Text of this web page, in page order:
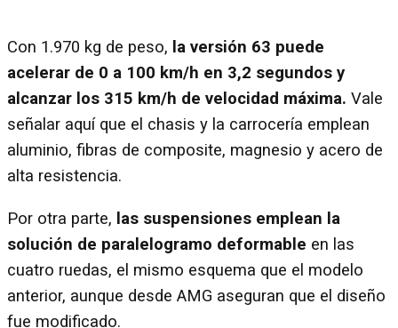
Con 1.970 kg de peso, la versión 63 puede
acelerar de 0 a 100 km/h en 3,2 segundos y
alcanzar los 315 km/h de velocidad máxima. Vale
señalar aquí que el chasis y la carrocería emplean
aluminio, fibras de composite, magnesio y acero de
alta resistencia.
Por otra parte, las suspensiones emplean la
solución de paralelogramo deformable en las
cuatro ruedas, el mismo esquema que el modelo
anterior, aunque desde AMG aseguran que el diseño
fue modificado.